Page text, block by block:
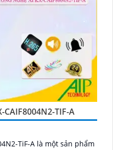
CAIF8004N2-TIF-A
TiF-A là một sản phẩm